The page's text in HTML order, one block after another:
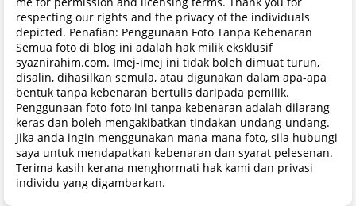
respecting our rights and the privacy of the individuals
depicted. Penafian: Penggunaan Foto Tanpa Kebenaran
Semua foto di blog ini adalah hak milik eksklusif
syaznirahim.com. Imej-imej ini tidak boleh dimuat turun,
disalin, dihasilkan semula, atau digunakan dalam apa-apa
bentuk tanpa kebenaran bertulis daripada pemilik.
Penggunaan foto-foto ini tanpa kebenaran adalah dilarang
keras dan boleh mengakibatkan tindakan undang-undang.
Jika anda ingin menggunakan mana-mana foto, sila hubungi
saya untuk mendapatkan kebenaran dan syarat pelesenan.
Terima kasih kerana menghormati hak kami dan privasi
individu yang digambarkan.